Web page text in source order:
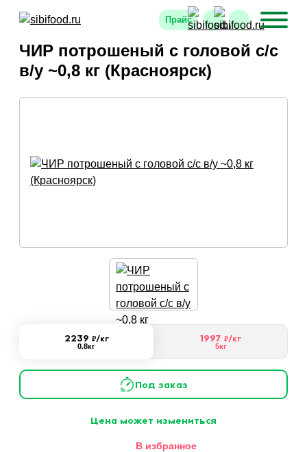
Прайс
ЧИР потрошеный с головой с/с
в/у ~0,8 кг (Красноярск)
2239 ₽/кг
0.8кг
1997 ₽/кг
5кг
Под заказ
Цена может измениться
В избранное